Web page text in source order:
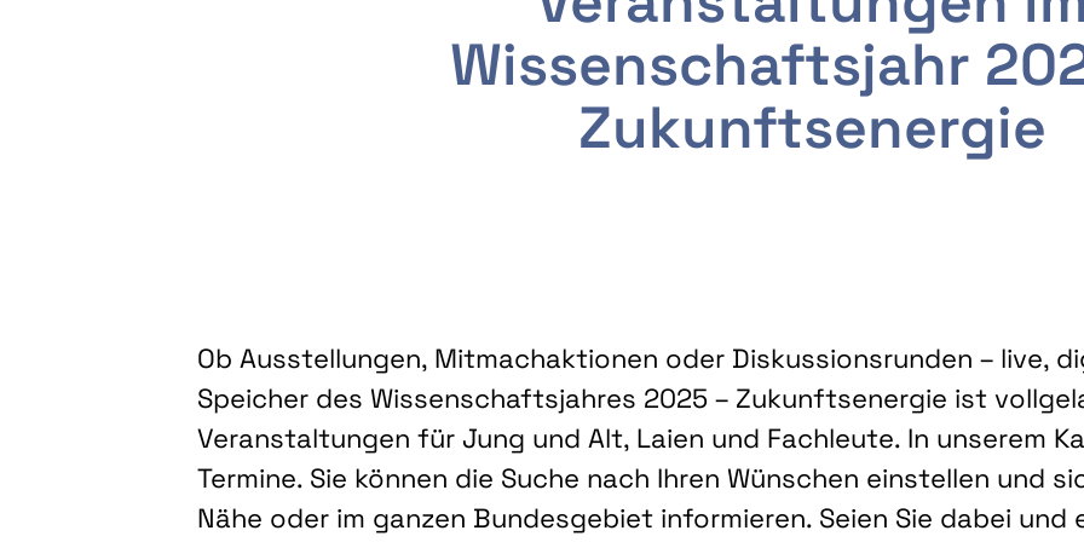
Wissenschaftsjahr
Zukunftsenergie
Ob Ausstellungen, Mitmachaktionen oder Diskussionsrunden – live,
Speicher des Wissenschaftsjahres 2025 – Zukunftsenergie ist
Veranstaltungen für Jung und Alt, Laien und Fachleute. In unserem
Termine. Sie können die Suche nach Ihren Wünschen einstellen und
Nähe oder im ganzen Bundesgebiet informieren. Seien Sie dabei und